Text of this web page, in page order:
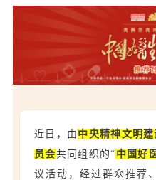
近日，由 中央精神文明
员会共同组织的“ 中国好
议活动，经过群众推荐